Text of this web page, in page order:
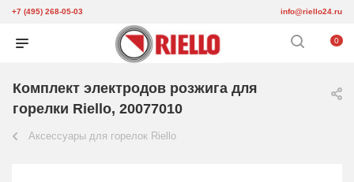
+7 (495) 268-05-03 info@riello24.ru
0
Комплект электродов розжига для
горелки Riello, 20077010
Аксессуары для горелок Riello